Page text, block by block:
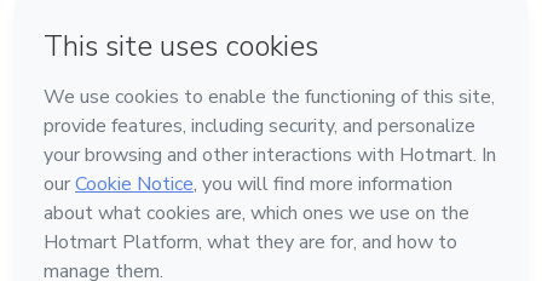
Feito com ❤ na Cidade do México
Conheça a Hotmart
Idioma
Português